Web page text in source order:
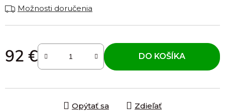
Možnosti doručenia
92 €
Jednotková cena:
DO KOŠÍKA
Opýtať sa Zdieľať